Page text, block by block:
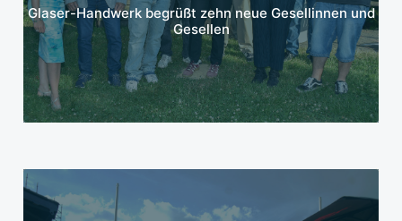
Glaser-Handwerk begrüßt zehn neue Gesellinnen und
Gesellen